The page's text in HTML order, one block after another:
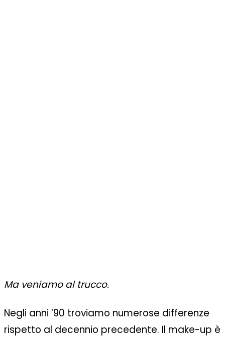
Ma veniamo al trucco.
Negli anni ’90 troviamo numerose differenze
rispetto al decennio precedente. Il make-up è